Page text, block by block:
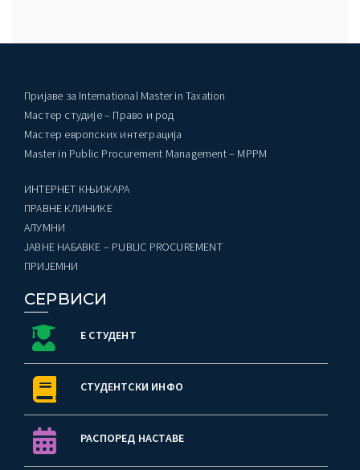
Пријаве за International Master in Taxation
Мастер студије – Право и род
Мастер европских интеграција
Master in Public Procurement Management – MPPM
ИНТЕРНЕТ КЊИЖАРА
ПРАВНЕ КЛИНИКЕ
AЛУМНИ
ЈАВНЕ НАБАВКЕ – PUBLIC PROCUREMENT
ПРИЈЕМНИ
СЕРВИСИ
Е СТУДЕНТ
СТУДЕНТСКИ ИНФО
РАСПОРЕД НАСТАВЕ